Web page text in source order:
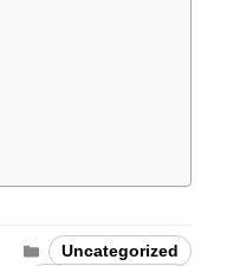
Categories
Uncategorized